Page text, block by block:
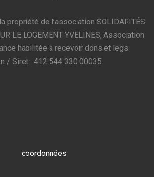
propriété de l’association SOLIDARITÉS
LE LOGEMENT YVELINES, Association
habilitée à recevoir dons et legs
/ Siret : 412 544 330 00035
coordonnées